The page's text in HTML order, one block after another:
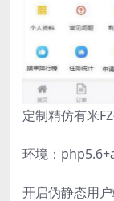
定制精仿有米
环境：
开启伪静态用